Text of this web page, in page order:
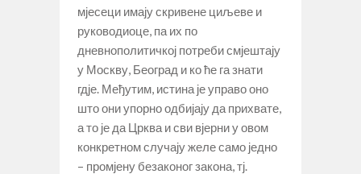
мјесеци имају скривене циљеве и
руководиоце, па их по
дневнополитичкој потреби смјештају
у Москву, Београд и ко ће га знати
гдје. Међутим, истина је управо оно
што они упорно одбијају да прихвате,
а то је да Црква и сви вјерни у овом
конкретном случају желе само једно
– промјену безаконог закона, тј.